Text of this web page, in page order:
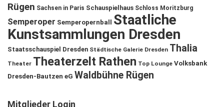
Rügen Sachsen in Paris Schauspielhaus Schloss Moritzburg
Semperoper Semperopernball
Staatliche
Kunstsammlungen Dresden
Staatsschauspiel Dresden Städtische Galerie Dresden Thalia
Theater Theaterzelt Rathen Top Lounge Volksbank
Dresden-Bautzen eG Waldbühne Rügen
Mitglieder Login